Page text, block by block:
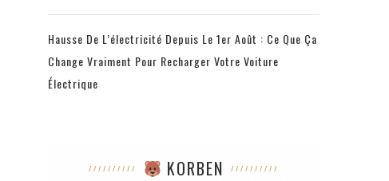
Hausse De L’électricité Depuis Le 1er Août : Ce Que Ça
Change Vraiment Pour Recharger Votre Voiture
Électrique
KORBEN